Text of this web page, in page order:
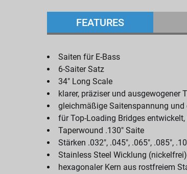
FEATURES
Saiten für E-Bass
6-Saiter Satz
34" Long Scale
klarer, präziser und ausgewogener
gleichmäßige Saitenspannung
für Top-Loading Bridges
Taperwound .130" Saite
Stärken .032", .045", .065", .085",
Stainless Steel Wicklung (nickelfrei)
hexagonaler Kern aus rostfreiem